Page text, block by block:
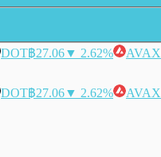
DOT฿27.06▼ 2.62% AVAX
DOT฿27.06▼ 2.62% AVAX